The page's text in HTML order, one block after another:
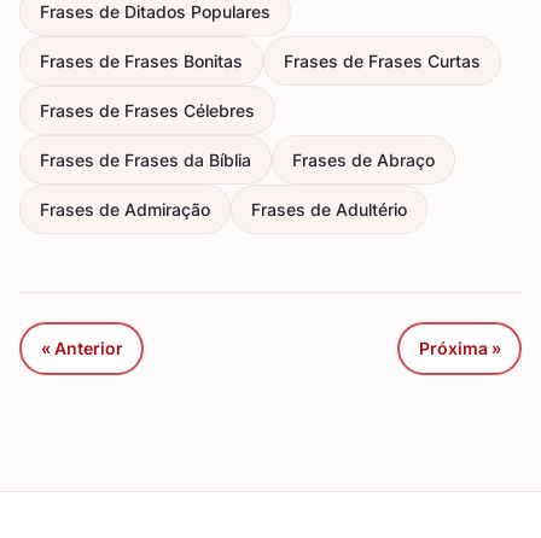
Frases de Ditados Populares
Frases de Frases Bonitas Frases de Frases Curtas
Frases de Frases Célebres
Frases de Frases da Bíblia Frases de Abraço
Frases de Admiração Frases de Adultério
« Anterior Próxima »